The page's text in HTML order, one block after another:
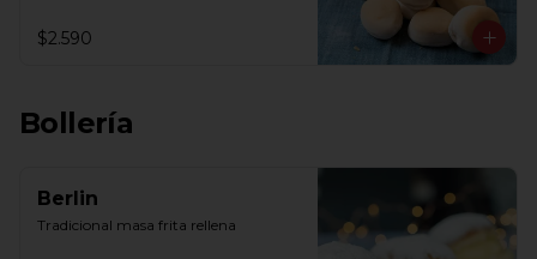
$2.590
Bollería
Berlin
Tradicional masa frita rellena